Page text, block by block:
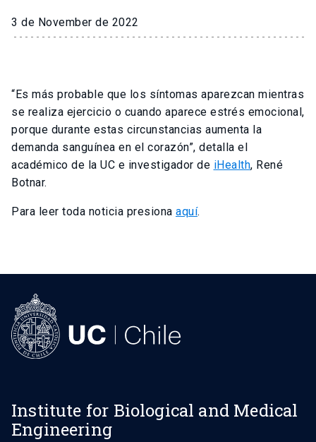
3 de November de 2022
“Es más probable que los síntomas aparezcan mientras
se realiza ejercicio o cuando aparece estrés emocional,
porque durante estas circunstancias aumenta la
demanda sanguínea en el corazón”, detalla el
académico de la UC e investigador de iHealth, René
Botnar.
Para leer toda noticia presiona aquí.
Institute for Biological and Medical
Engineering